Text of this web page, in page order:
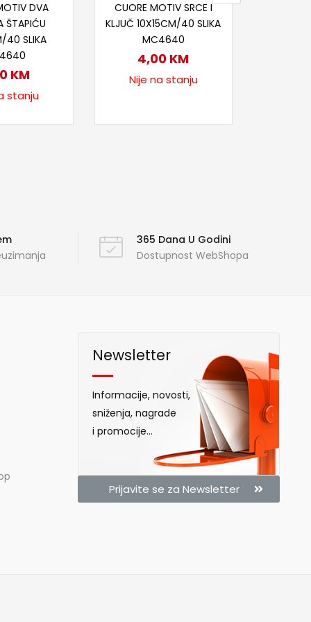
DVA
ŠTAPIĆU
40 SLIKA
KM
stanju
CUORE MOTIV SRCE I
KLJUČ 10X15CM/40 SLIKA
MC4640
4,00 KM
Nije na stanju
365 Dana U Godini
Dostupnost WebShopa
Newsletter
Informacije, novosti,
sniženja, nagrade
i promocije...
Prijavite se za Newsletter